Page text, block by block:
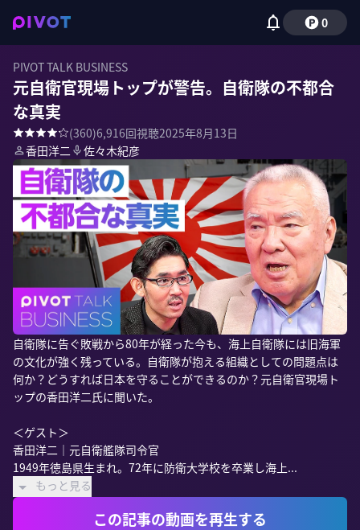
0
PIVOT TALK BUSINESS
元自衛官現場トップが警告。自衛隊の不都合
な真実
(360)6,916回視聴2025年8月13日
香田洋二
佐々木紀彦
自衛隊に告ぐ敗戦から80年が経った今も、海上自衛隊には旧海軍
の文化が強く残っている。自衛隊が抱える組織としての問題点は
何か？どうすれば日本を守ることができるのか？元自衛官現場ト
ップの香田洋二氏に聞いた。
＜ゲスト＞
香田洋二｜元自衛艦隊司令官
1949年徳島県生まれ。72年に防衛大学校を卒業し海上...
もっと見る
この記事の動画を再生する